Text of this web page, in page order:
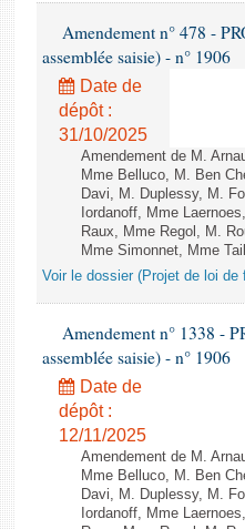
Amendement n° 478 -
assemblée saisie) - n° 1906
Date de
dépôt :
31/10/2025
Amendement de M.
Mme Belluco, M. Ben
Davi, M. Duplessy, M.
Iordanoff, Mme
Raux, Mme Regol, M.
Mme Simonnet, Mme
Voir le dossier (Projet de loi de
Amendement n° 1338 -
assemblée saisie) - n° 1906
Date de
dépôt :
12/11/2025
Amendement de M.
Mme Belluco, M. Ben
Davi, M. Duplessy, M.
Iordanoff, Mme